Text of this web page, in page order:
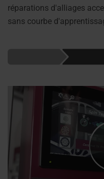
réparations d'alliages
sans courbe